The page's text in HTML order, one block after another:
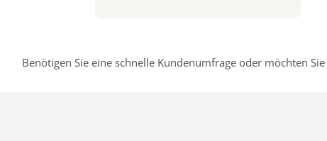
Benötigen Sie eine schnelle Kundenumfrage oder möchten